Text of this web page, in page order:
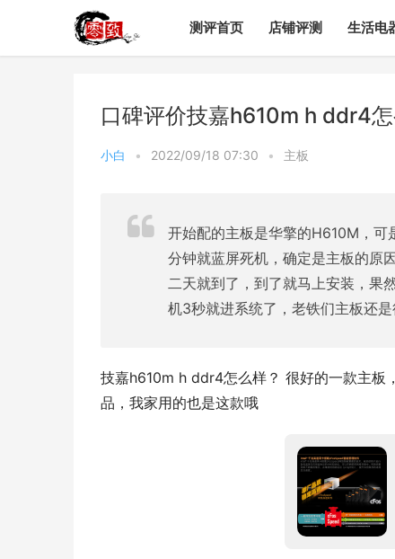
测评首页 店铺评测 生活电
口碑评价技嘉h610m h ddr4
小白 • 2022/09/18 07:30 • 主板
开始配的主板是华擎的H610M，可
分钟就蓝屏死机，确定是主板的原
二天就到了，到了就马上安装，果
机3秒就进系统了，老铁们主板还是
技嘉h610m h ddr4怎么样？ 很好的一款主板
品，我家用的也是这款哦